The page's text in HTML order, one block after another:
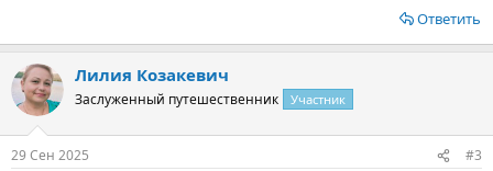
Ответить
Лилия Козакевич
Заслуженный путешественник Участник
29 Сен 2025 #3